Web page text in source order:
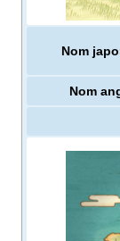
Nom
Nom